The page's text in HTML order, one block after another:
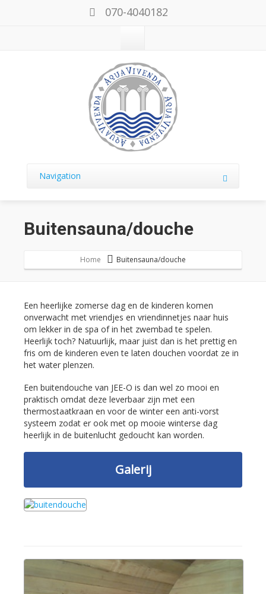
070-4040182
Navigation
Buitensauna/douche
Home Buitensauna/douche
Een heerlijke zomerse dag en de kinderen komen
onverwacht met vriendjes en vriendinnetjes naar huis
om lekker in de spa of in het zwembad te spelen.
Heerlijk toch? Natuurlijk, maar juist dan is het prettig en
fris om de kinderen even te laten douchen voordat ze in
het water plenzen.
Een buitendouche van JEE-O is dan wel zo mooi en
praktisch omdat deze leverbaar zijn met een
thermostaatkraan en voor de winter een anti-vorst
systeem zodat er ook met op mooie winterse dag
heerlijk in de buitenlucht gedoucht kan worden.
Galerij